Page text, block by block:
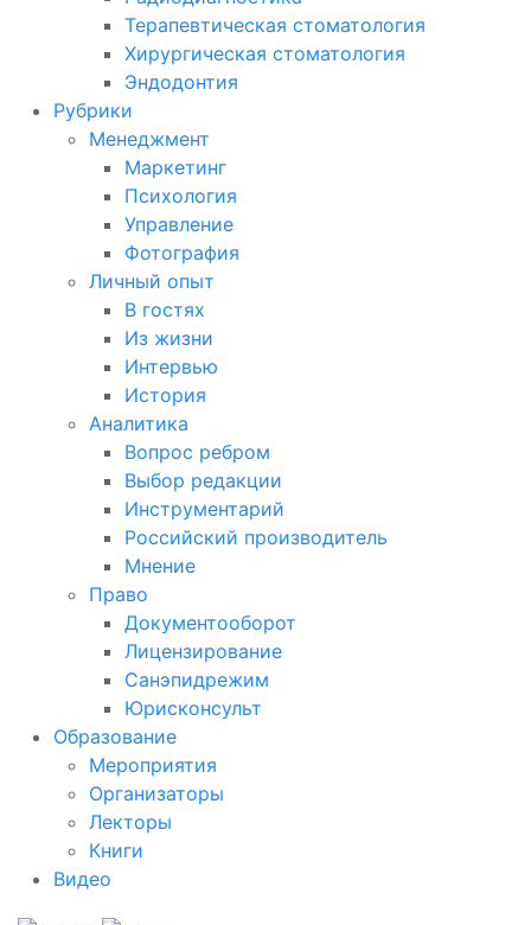
Терапевтическая стоматология
Хирургическая стоматология
Эндодонтия
Рубрики
Менеджмент
Маркетинг
Психология
Управление
Фотография
Личный опыт
В гостях
Из жизни
Интервью
История
Аналитика
Вопрос ребром
Выбор редакции
Инструментарий
Российский производитель
Мнение
Право
Документооборот
Лицензирование
Санэпидрежим
Юрисконсульт
Образование
Мероприятия
Организаторы
Лекторы
Книги
Видео